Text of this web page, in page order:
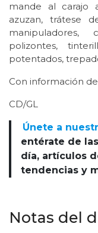
mande al carajo
azuzan, trátese
manipuladores,
polizontes,
potentados,
Con información
CD/GL
Únete a
entérate de
día, artículos
tendencias y
Notas del